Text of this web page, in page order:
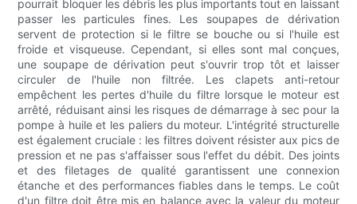
pourrait bloquer les débris les plus importants tout en laissant
passer les particules fines. Les soupapes de dérivation
servent de protection si le filtre se bouche ou si l'huile est
froide et visqueuse. Cependant, si elles sont mal conçues,
une soupape de dérivation peut s'ouvrir trop tôt et laisser
circuler de l'huile non filtrée. Les clapets anti-retour
empêchent les pertes d'huile du filtre lorsque le moteur est
arrêté, réduisant ainsi les risques de démarrage à sec pour la
pompe à huile et les paliers du moteur. L'intégrité structurelle
est également cruciale : les filtres doivent résister aux pics de
pression et ne pas s'affaisser sous l'effet du débit. Des joints
et des filetages de qualité garantissent une connexion
étanche et des performances fiables dans le temps. Le coût
d'un filtre doit être mis en balance avec la valeur du moteur